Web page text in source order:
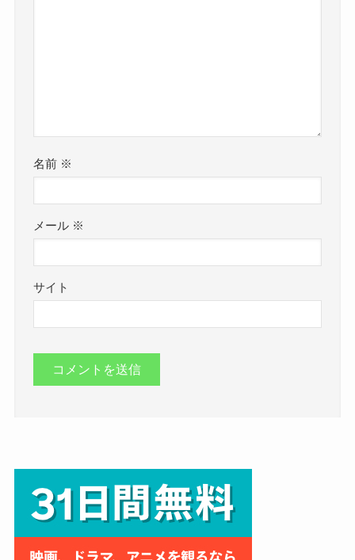
名前 ※
メール ※
サイト